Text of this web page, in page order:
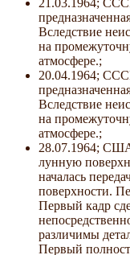
21.03.1964;
Вследствие
на
атмосфере.;
20.04.1964;
Вследствие
на
атмосфере.;
28.07.1964;
лунную
началась
поверхности.
Первый кадр
различимы
Первый